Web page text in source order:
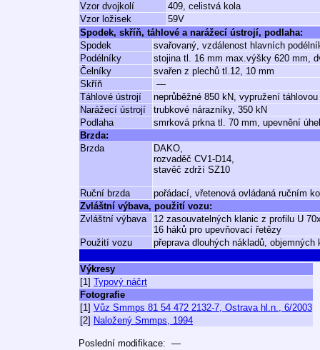
Vzor dvojkolí
409, celistvá kola
Vzor ložisek
59V
Spodek, skříň, táhlové a narážecí ústrojí, podlaha:
Spodek
svařovaný, vzdálenost hlavních
Podélníky
stojina tl. 16 mm max.výšky 620 mm,
Čelníky
svařen z plechů tl.12, 10 mm
Skříň
—
Táhlové ústrojí
neprůběžné 850 kN, vypružení
Narážecí ústrojí
trubkové nárazníky, 350 kN
Podlaha
smrková prkna tl. 70 mm, upevnění
Brzda:
Brzda
DAKO,
rozvaděč CV1-D14,
stavěč zdrží SZ10
Ruční brzda
pořádací, vřetenová ovládaná ručním
Zvláštní výbava, použití vozu:
Zvláštní výbava
12 zasouvatelných klanic z profilu U
16 háků pro upevňovací řetězy
Použití vozu
přeprava dlouhých nákladů,
Výkresy
[1] Typový náčrt
Fotografie
[1] Vůz Smmps 81 54 472 2132-7, Ostrava hl.n., 6/2003
[2] Naložený Smmps, 1994
Poslední modifikace: —